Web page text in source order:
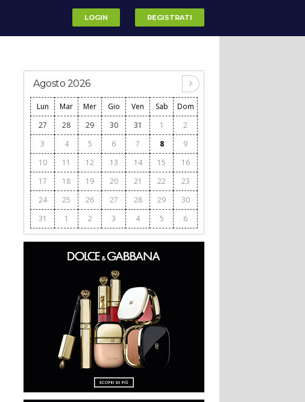
LOGIN REGISTRATI
Agosto 2026
Lun Mar Mer Gio Ven Sab
Dom
27
28 29 30 31 1
2
3
4 5 6 7 8
9
10
11 12 13 14 15
16
17
18 19 20 21 22
23
24
25 26 27 28 29
30
31
1 2 3 4 5 6